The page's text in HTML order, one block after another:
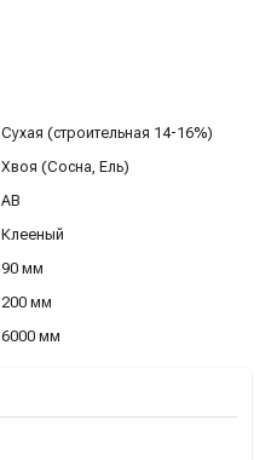
Сухая (строительная 14-16%)
Хвоя (Сосна, Ель)
AB
Клееный
90 мм
200 мм
6000 мм